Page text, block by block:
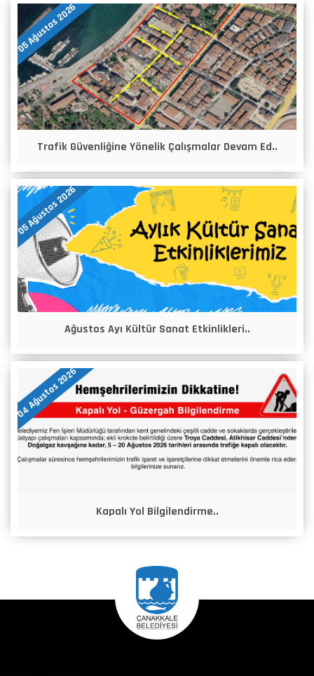
05 Ağustos 2026
Trafik Güvenliğine Yönelik Çalışmalar Devam Ed..
05 Ağustos 2026
Ağustos Ayı Kültür Sanat Etkinlikleri..
04 Ağustos 2026
Kapalı Yol Bilgilendirme..